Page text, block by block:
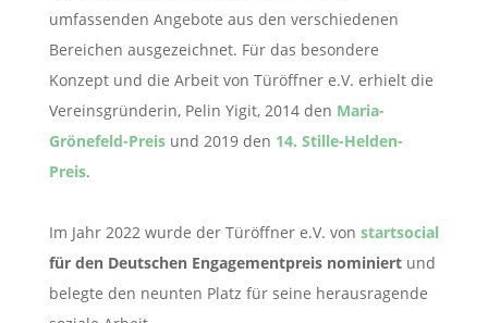
umfassenden Angebote aus den verschiedenen
Bereichen ausgezeichnet. Für das besondere
Konzept und die Arbeit von Türöffner e.V. erhielt die
Vereinsgründerin, Pelin Yigit, 2014 den Maria-
Grönefeld-Preis und 2019 den 14. Stille-Helden-
Preis.
Im Jahr 2022 wurde der Türöffner e.V. von startsocial
für den Deutschen Engagementpreis nominiert und
belegte den neunten Platz für seine herausragende